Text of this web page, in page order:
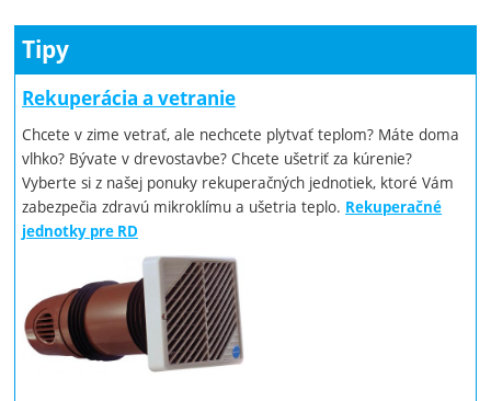
Tipy
Rekuperácia a vetranie
Chcete v zime vetrať, ale nechcete plytvať teplom? Máte doma
vlhko? Bývate v drevostavbe? Chcete ušetriť za kúrenie?
Vyberte si z našej ponuky rekuperačných jednotiek, ktoré Vám
zabezpečia zdravú mikroklímu a ušetria teplo. Rekuperačné
jednotky pre RD